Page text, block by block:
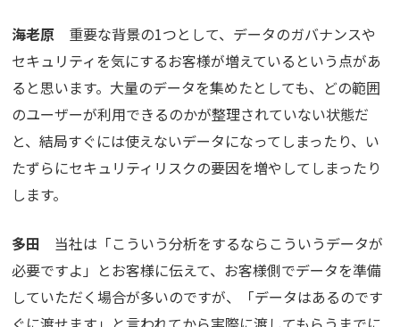
海老原 重要な背景の1つとして、データのガバナンスや
セキュリティを気にするお客様が増えているという点があ
ると思います。大量のデータを集めたとしても、どの範囲
のユーザーが利用できるのかが整理されていない状態だ
と、結局すぐには使えないデータになってしまったり、い
たずらにセキュリティリスクの要因を増やしてしまったり
します。
多田 当社は「こういう分析をするならこういうデータが
必要ですよ」とお客様に伝えて、お客様側でデータを準備
していただく場合が多いのですが、「データはあるのです